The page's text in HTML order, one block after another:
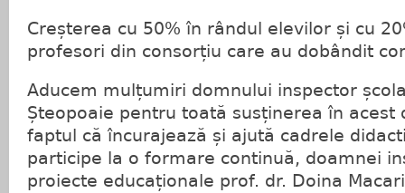
Creșterea cu 50% în rândul elevilor și cu
profesori din consorțiu care au dobândit
Aducem mulțumiri domnului inspector
Șteopoaie pentru toată susținerea în acest
faptul că încurajează și ajută cadrele
participe la o formare continuă, doamnei
proiecte educaționale prof. dr. Doina